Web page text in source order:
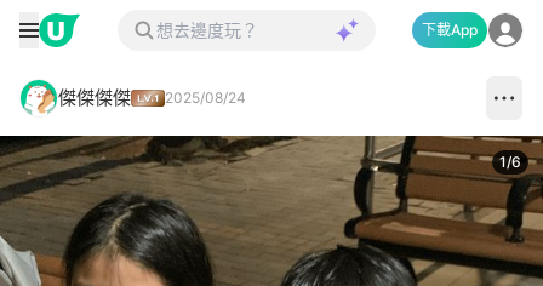
下載App
傑傑傑傑 2025/08/24
1/6